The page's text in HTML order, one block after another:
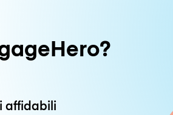
affidabili